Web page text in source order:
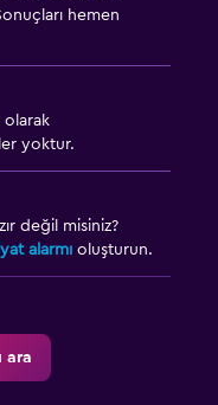
hemen
olarak
yoktur.
değil misiniz?
alarmı oluşturun.
ara